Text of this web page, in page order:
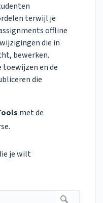
terwijl je
offline
die in
bewerken.
toewijzen en de
die
met de
je wilt